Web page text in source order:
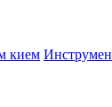
кием